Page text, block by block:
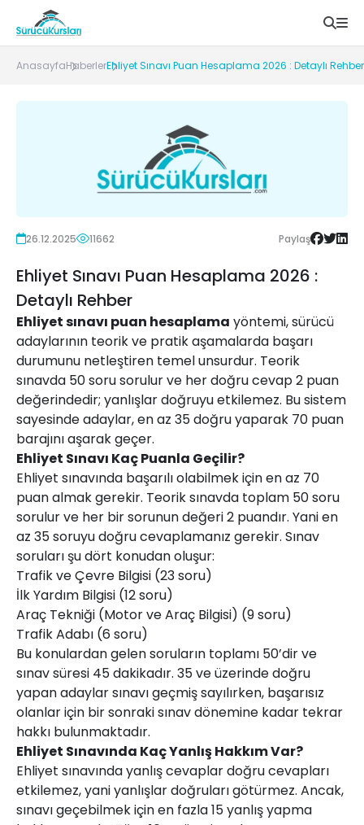
AnasayfaHaberlerEhliyet Sınavı Puan Hesaplama 2026 : Detaylı Rehber
26.12.2025 11662 Paylaş
Ehliyet Sınavı Puan Hesaplama 2026 :
Detaylı Rehber
Ehliyet sınavı puan hesaplama yöntemi, sürücü
adaylarının teorik ve pratik aşamalarda başarı
durumunu netleştiren temel unsurdur. Teorik
sınavda 50 soru sorulur ve her doğru cevap 2 puan
değerindedir; yanlışlar doğruyu etkilemez. Bu sistem
sayesinde adaylar, en az 35 doğru yaparak 70 puan
barajını aşarak geçer.
Ehliyet Sınavı Kaç Puanla Geçilir?
Ehliyet sınavında başarılı olabilmek için en az 70
puan almak gerekir. Teorik sınavda toplam 50 soru
sorulur ve her bir sorunun değeri 2 puandır. Yani en
az 35 soruyu doğru cevaplamanız gerekir. Sınav
soruları şu dört konudan oluşur:
Trafik ve Çevre Bilgisi (23 soru)
İlk Yardım Bilgisi (12 soru)
Araç Tekniği (Motor ve Araç Bilgisi) (9 soru)
Trafik Adabı (6 soru)
Bu konulardan gelen soruların toplamı 50’dir ve
sınav süresi 45 dakikadır. 35 ve üzerinde doğru
yapan adaylar sınavı geçmiş sayılırken, başarısız
olanlar için bir sonraki sınav dönemine kadar tekrar
hakkı bulunmaktadır.
Ehliyet Sınavında Kaç Yanlış Hakkım Var?
Ehliyet sınavında yanlış cevaplar doğru cevapları
etkilemez, yani yanlışlar doğruları götürmez. Ancak,
sınavı geçebilmek için en fazla 15 yanlış yapma